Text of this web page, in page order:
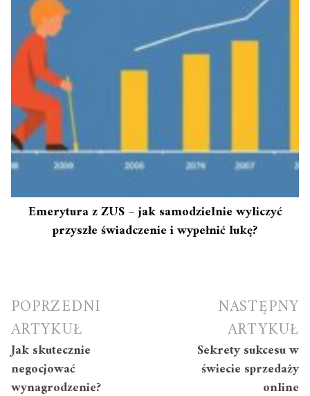
Emerytura z ZUS – jak samodzielnie wyliczyć
przyszłe świadczenie i wypełnić lukę?
Nawigacja
wpisu
POPRZEDNI
ARTYKUŁ
Jak skutecznie
negocjować
wynagrodzenie?
NASTĘPNY
ARTYKUŁ
Sekrety sukcesu w
świecie sprzedaży
online